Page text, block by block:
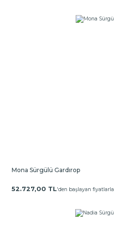
Mona Sürgülü Gardırop
52.727,00 TL'den başlayan fiyatlarla